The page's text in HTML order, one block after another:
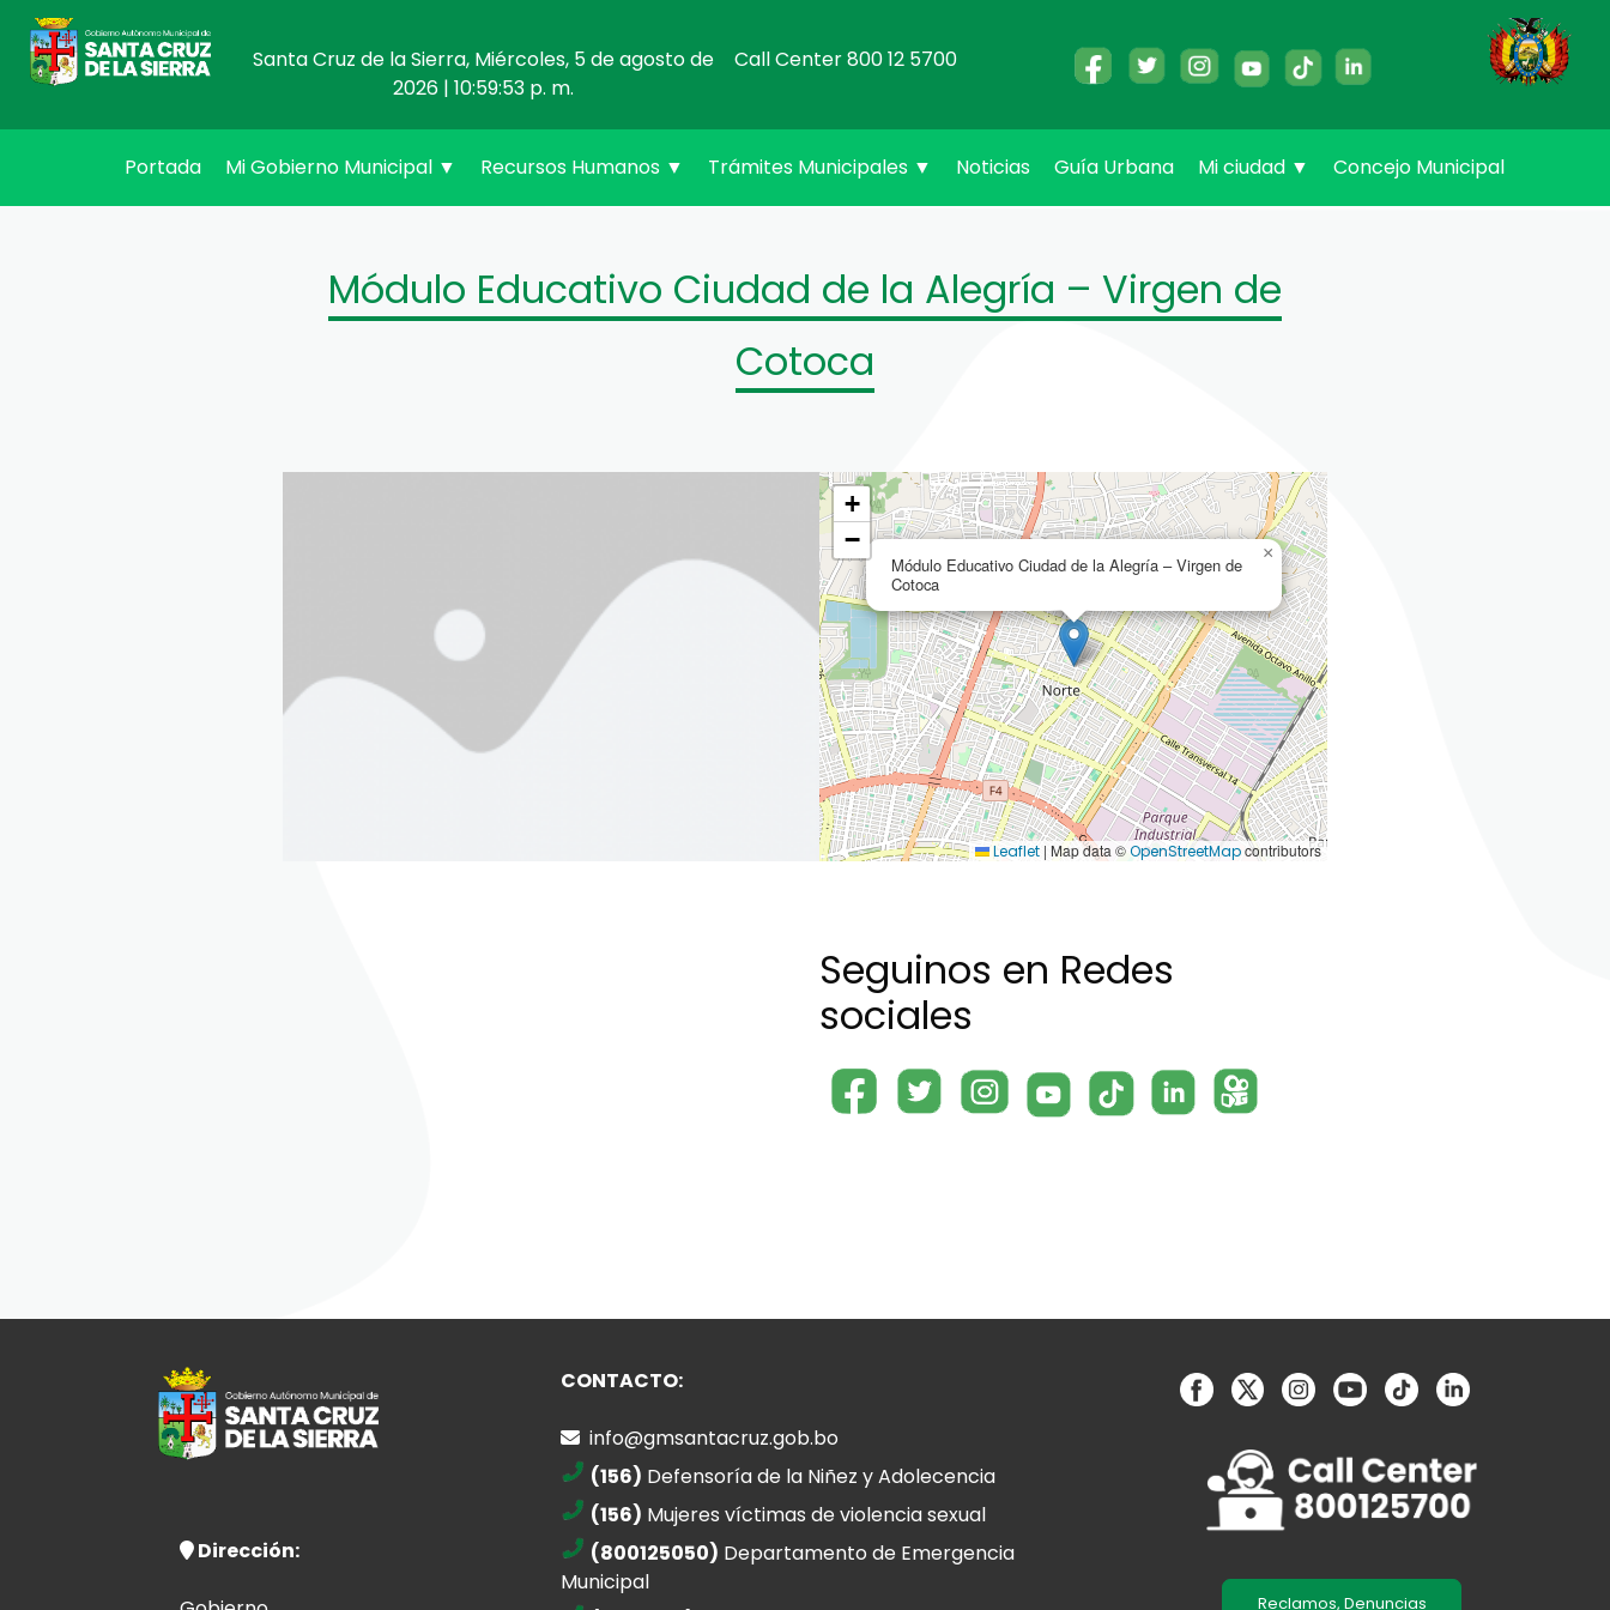
Santa Cruz de la Sierra, Miércoles, 5 de agosto de
2026 | 10:59:53 p. m.
Call Center 800 12 5700
Portada(current)
Mi Gobierno Municipal ▼ Recursos Humanos ▼ Trámites Municipales ▼ Noticias Guía Urbana Mi ciudad ▼ Concejo Municipal
Módulo Educativo Ciudad de la Alegría – Virgen de
Cotoca
Módulo Educativo Ciudad de la Alegría – Virgen de
Cotoca
×
+
−
Leaflet | Map data ©OpenStreetMapcontributors
Seguinos en Redes
sociales
Dirección:
CONTACTO:
info@gmsantacruz.gob.bo
(156) Defensoría de la Niñez y Adolecencia
(156) Mujeres víctimas de violencia sexual
(800125050) Departamento de Emergencia
Municipal
Reclamos, Denuncias